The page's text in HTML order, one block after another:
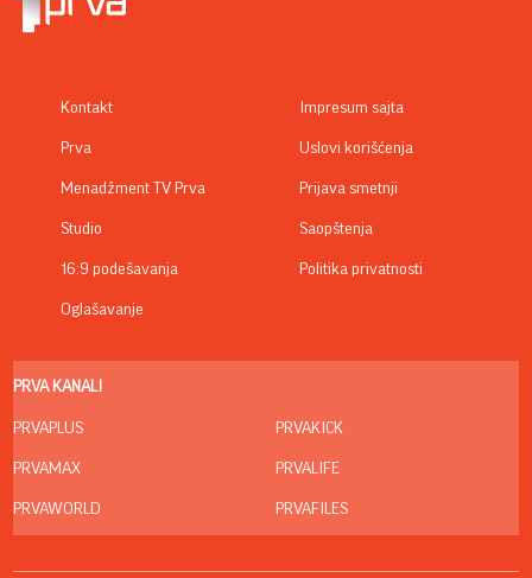
Kontakt
Prva
Menadžment TV Prva
Studio
16:9 podešavanja
Oglašavanje
Impresum sajta
Uslovi korišćenja
Prijava smetnji
Saopštenja
Politika privatnosti
PRVA KANALI
PRVAPLUS
PRVAMAX
PRVAWORLD
PRVAKICK
PRVALIFE
PRVAFILES